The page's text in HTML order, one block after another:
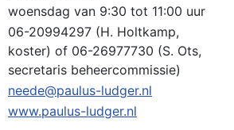
woensdag van 9:30 tot 11:00 uur
06-20994297 (H. Holtkamp,
koster) of 06-26977730 (S. Ots,
secretaris beheercommissie)
neede@paulus-ludger.nl
www.paulus-ludger.nl